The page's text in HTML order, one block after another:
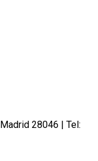
28046 | Tel: